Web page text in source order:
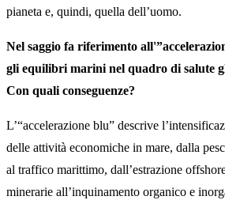
pianeta e, quindi, quella dell’uomo.
Nel saggio fa riferimento
gli equilibri marini nel quadro di salute
Con quali conseguenze?
L’“accelerazione blu” descrive
delle attività economiche in mare, dalla
al traffico marittimo, dall’estrazione
minerarie all’inquinamento organico e